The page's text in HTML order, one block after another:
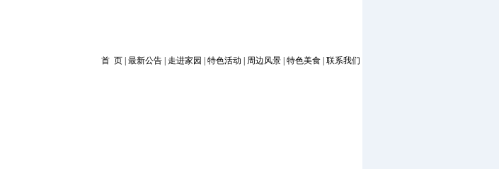
首 页| 最新公告| 走进家园 特色活动 周边风景| 特色美食| 联系我们